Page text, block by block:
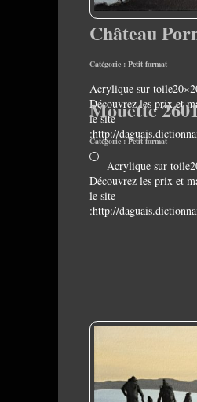
Château
Catégorie : Petit format
Acrylique sur
Découvrez les prix et
le site
:http://
Mouette
Catégorie :Petit format
Acrylique sur
Découvrez les prix et
le site
:http://